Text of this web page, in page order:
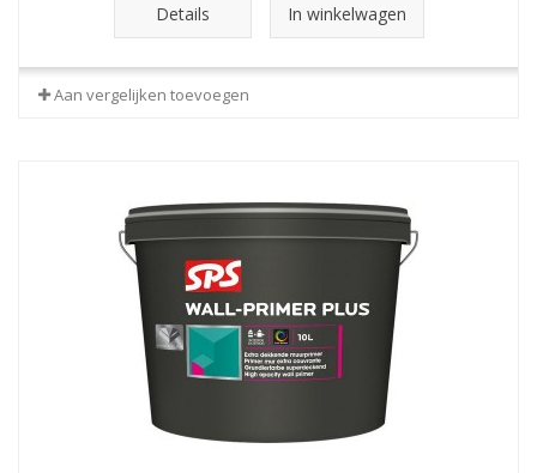
Details In winkelwagen
Aan vergelijken toevoegen